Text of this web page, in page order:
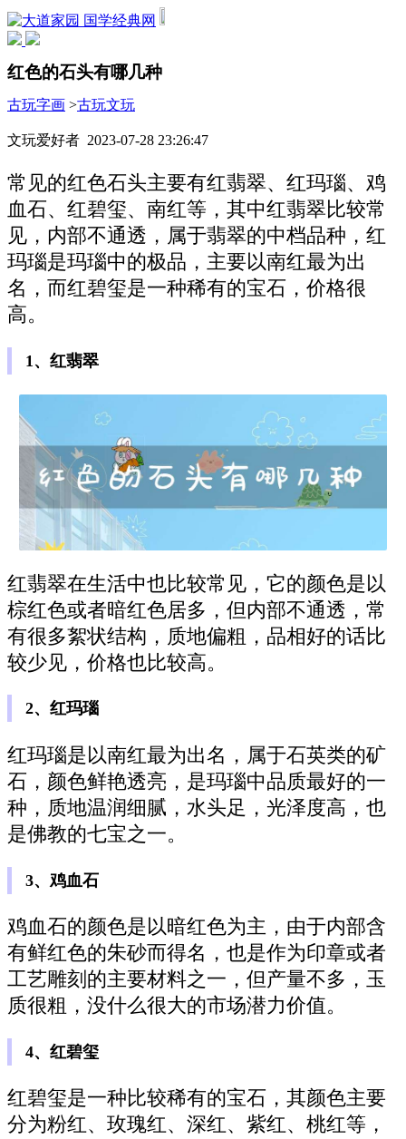
国学经典网
红色的石头有哪几种
古玩字画 >古玩文玩
文玩爱好者 2023-07-28 23:26:47
常见的红色石头主要有红翡翠、红玛瑙、鸡
血石、红碧玺、南红等，其中红翡翠比较常
见，内部不通透，属于翡翠的中档品种，红
玛瑙是玛瑙中的极品，主要以南红最为出
名，而红碧玺是一种稀有的宝石，价格很
高。
1、红翡翠
红翡翠在生活中也比较常见，它的颜色是以
棕红色或者暗红色居多，但内部不通透，常
有很多絮状结构，质地偏粗，品相好的话比
较少见，价格也比较高。
2、红玛瑙
红玛瑙是以南红最为出名，属于石英类的矿
石，颜色鲜艳透亮，是玛瑙中品质最好的一
种，质地温润细腻，水头足，光泽度高，也
是佛教的七宝之一。
3、鸡血石
鸡血石的颜色是以暗红色为主，由于内部含
有鲜红色的朱砂而得名，也是作为印章或者
工艺雕刻的主要材料之一，但产量不多，玉
质很粗，没什么很大的市场潜力价值。
4、红碧玺
红碧玺是一种比较稀有的宝石，其颜色主要
分为粉红、玫瑰红、深红、紫红、桃红等，